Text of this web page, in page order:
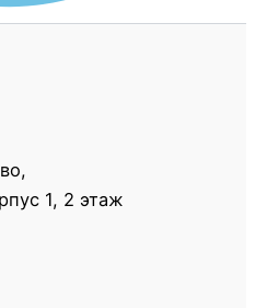
1, 2 этаж